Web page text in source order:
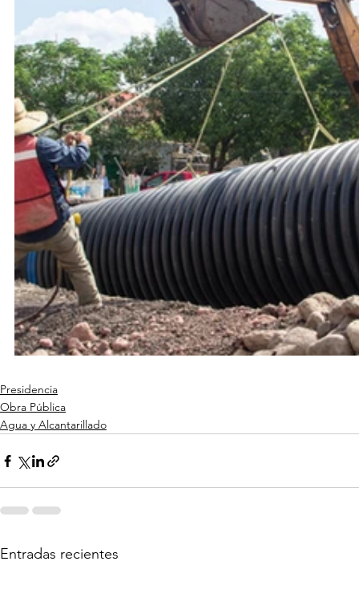
Presidencia
Obra Pública
Agua y Alcantarillado
Entradas recientes